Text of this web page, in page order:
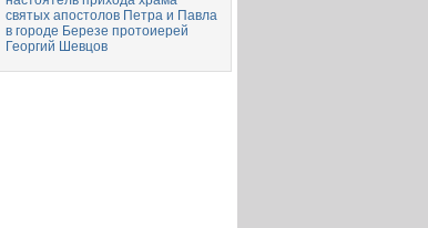
святых апостолов Петра и Павла
в городе Березе протоиерей
Георгий Шевцов